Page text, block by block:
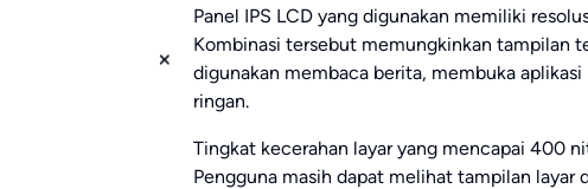
Panel IPS LCD yang digunakan memiliki
Kombinasi tersebut memungkinkan tampilan
digunakan membaca berita, membuka
ringan.
Tingkat kecerahan layar yang mencapai 400
Pengguna masih dapat melihat tampilan layar